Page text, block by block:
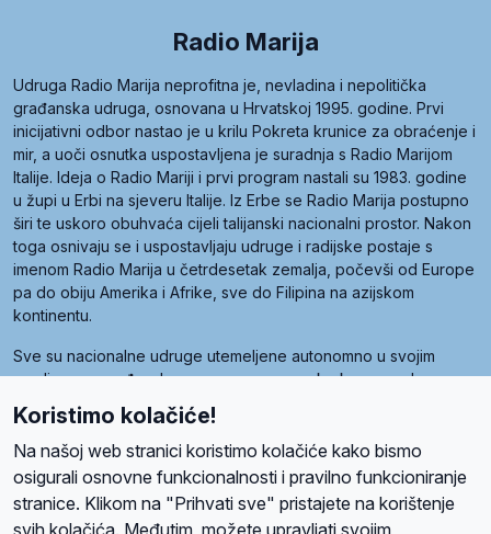
Radio Marija
Udruga Radio Marija neprofitna je, nevladina i nepolitička
građanska udruga, osnovana u Hrvatskoj 1995. godine. Prvi
inicijativni odbor nastao je u krilu Pokreta krunice za obraćenje i
mir, a uoči osnutka uspostavljena je suradnja s Radio Marijom
Italije. Ideja o Radio Mariji i prvi program nastali su 1983. godine
u župi u Erbi na sjeveru Italije. Iz Erbe se Radio Marija postupno
širi te uskoro obuhvaća cijeli talijanski nacionalni prostor. Nakon
toga osnivaju se i uspostavljaju udruge i radijske postaje s
imenom Radio Marija u četrdesetak zemalja, počevši od Europe
pa do obiju Amerika i Afrike, sve do Filipina na azijskom
kontinentu.
Sve su nacionalne udruge utemeljene autonomno u svojim
zemljama, a međusobna su povezane preko krovne udruge
pod nazivom Svjetska obitelj Radio Marije (World Family of
Radio Maria). Svjetsku obitelj utemeljilo je sedam članica, među
kojima je i hrvatska Udruga Radio Marija.
Koristimo kolačiće!
Na našoj web stranici koristimo kolačiće kako bismo
osigurali osnovne funkcionalnosti i pravilno funkcioniranje
stranice. Klikom na "Prihvati sve" pristajete na korištenje
svih kolačića. Međutim, možete upravljati svojim